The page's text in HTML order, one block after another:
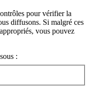
pour vérifier la
diffusons. Si malgré ces
vous pouvez
: